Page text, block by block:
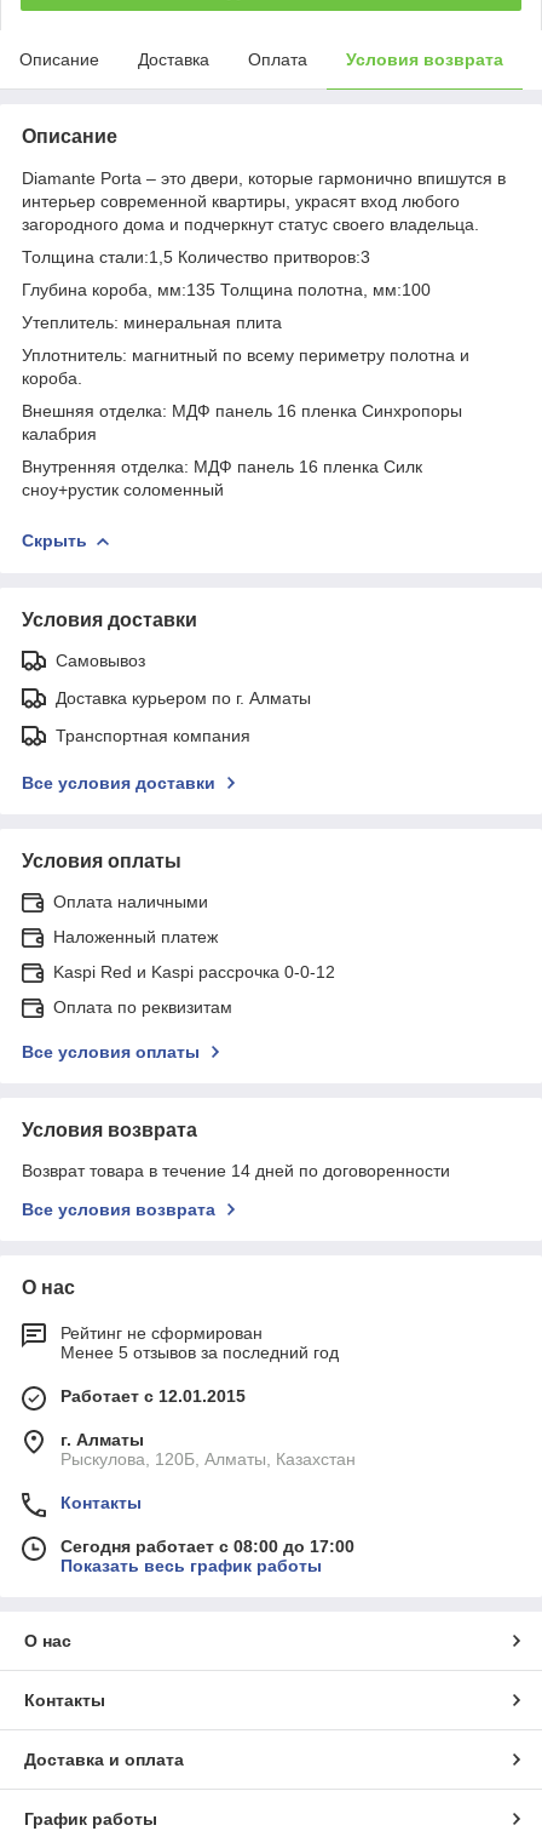
Описание Доставка Оплата Условия возврата
Описание
Diamante Porta – это двери, которые гармонично впишутся в
интерьер современной квартиры, украсят вход любого
загородного дома и подчеркнут статус своего владельца.
Толщина стали:1,5 Количество притворов:3
Глубина короба, мм:135 Толщина полотна, мм:100
Утеплитель: минеральная плита
Уплотнитель: магнитный по всему периметру полотна и
короба.
Внешняя отделка: МДФ панель 16 пленка Синхропоры
калабрия
Внутренняя отделка: МДФ панель 16 пленка Силк
сноу+рустик соломенный
Скрыть
Условия доставки
Самовывоз
Доставка курьером по г. Алматы
Транспортная компания
Все условия доставки
Условия оплаты
Оплата наличными
Наложенный платеж
Kaspi Red и Kaspi рассрочка 0-0-12
Оплата по реквизитам
Все условия оплаты
Условия возврата
Возврат товара в течение 14 дней по договоренности
Все условия возврата
О нас
Рейтинг не сформирован
Менее 5 отзывов за последний год
Работает с 12.01.2015
г. Алматы
Рыскулова, 120Б, Алматы, Казахстан
Контакты
Сегодня работает с 08:00 до 17:00
Показать весь график работы
О нас
Контакты
Доставка и оплата
График работы